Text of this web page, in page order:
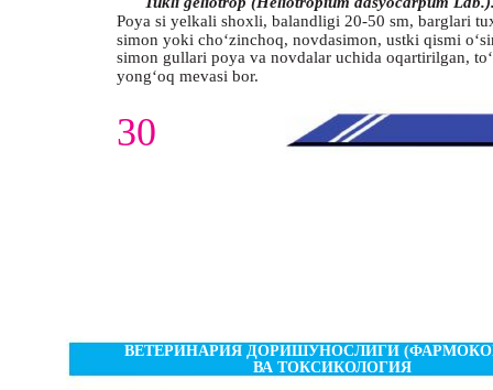
30
Poya si yelkali shoxli, balandligi 20-50 sm, barglari
simon yoki cho‘zinchoq, novdasimon, ustki qismi
simon gullari poya va novdalar uchida oqartirilgan,
yong‘oq mevasi bor.
ВЕТЕРИНАРИЯ ДОРИШУНОСЛИГИ
ВА ТОКСИКОЛОГИЯ